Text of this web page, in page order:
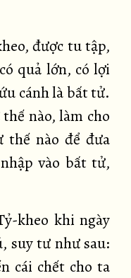
được tu tập,
quả lớn, có lợi
cánh là bất tử.
nào, làm cho
thế nào để đưa
vào bất tử,
kheo khi ngày
suy tư như sau:
cái chết cho ta